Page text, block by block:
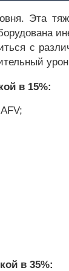
Эта
с
в 15%:
в 35%: